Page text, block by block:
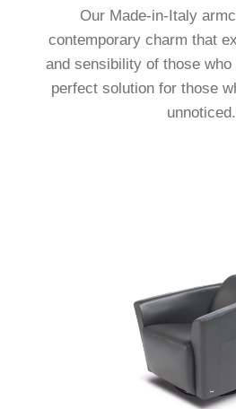
Our Made-in-Italy
contemporary charm that
and sensibility of those
perfect solution for those
unnoticed.